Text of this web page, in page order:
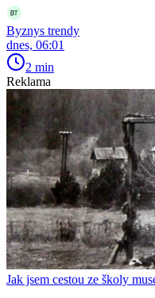
Byznys trendy
dnes, 06:01
2 min
Reklama
Jak jsem cestou ze školy